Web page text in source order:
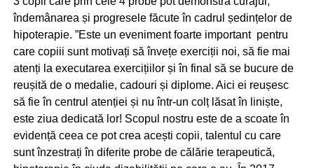
îndemânarea și progresele făcute în cadrul ședințelor de
hipoterapie. ”Este un eveniment foarte important pentru
care copiii sunt motivați să învețe exerciții noi, să fie mai
atenți la executarea exercițiilor și în final să se bucure de
reușită de o medalie, cadouri și diplome. Aici ei reușesc
să fie în centrul atenției și nu într-un colț lăsat în liniște,
este ziua dedicată lor! Scopul nostru este de a scoate în
evidență ceea ce pot crea acești copii, talentul cu care
sunt înzestrați în diferite probe de călărie terapeutică,